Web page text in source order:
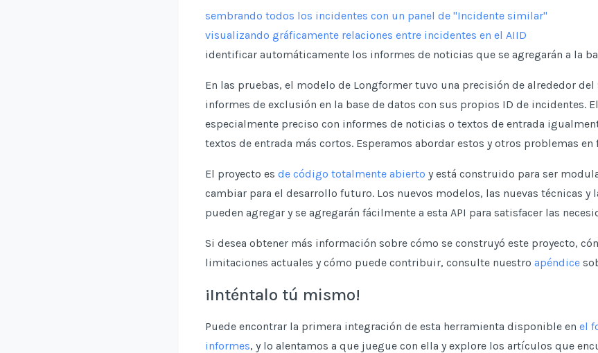
sembrando todos los incidentes con un panel de "Incidente similar"
visualizando gráficamente relaciones entre incidentes en el AIID
identificar automáticamente los informes de noticias que se agregarán a la
En las pruebas, el modelo de Longformer tuvo una precisión de alrededor del
informes de exclusión en la base de datos con sus propios ID de incidentes.
especialmente preciso con informes de noticias o textos de entrada
textos de entrada más cortos. Esperamos abordar estos y otros problemas
El proyecto es de código totalmente abierto y está construido para ser
cambiar para el desarrollo futuro. Los nuevos modelos, las nuevas técnicas y
pueden agregar y se agregarán fácilmente a esta API para satisfacer las
Si desea obtener más información sobre cómo se construyó este proyecto,
limitaciones actuales y cómo puede contribuir, consulte nuestro apéndice
¡Inténtalo tú mismo!
Puede encontrar la primera integración de esta herramienta disponible en el
informes, y lo alentamos a que juegue con ella y explore los artículos que